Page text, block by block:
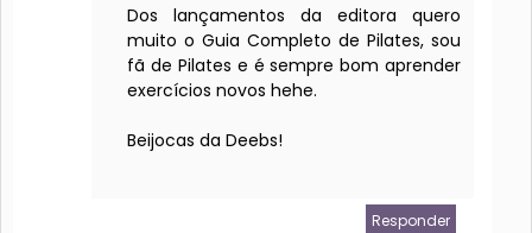
Dos lançamentos da editora quero
muito o Guia Completo de Pilates, sou
fã de Pilates e é sempre bom aprender
exercícios novos hehe.
Beijocas da Deebs!
Responder